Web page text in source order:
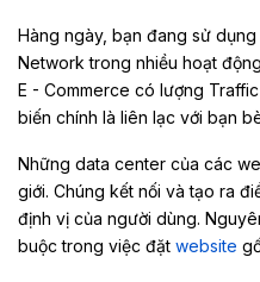
Hàng ngày, bạn đang sử
Network trong nhiều hoạt
E - Commerce có lượng
biến chính là liên lạc với bạn
Những data center của các
giới. Chúng kết nối và tạo ra
định vị của người dùng.
buộc trong việc đặt website